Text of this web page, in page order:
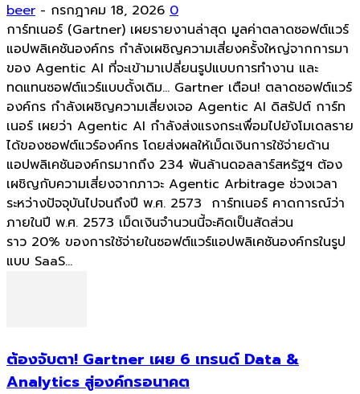
beer - กรกฎาคม 18, 2026 0
การ์ทเนอร์ (Gartner) เผยรายงานล่าสุด มูลค่าตลาดซอฟต์แวร์
แอปพลิเคชันองค์กร กำลังเผชิญความเสี่ยงครั้งใหญ่จากการมา
ของ Agentic AI ที่จะเข้ามาเปลี่ยนรูปแบบการทำงาน และ
ทดแทนซอฟต์แวร์แบบดั้งเดิม... Gartner เตือน! ตลาดซอฟต์แวร์
องค์กร กำลังเผชิญความเสี่ยงเจอ Agentic AI ดิสรัปต์ การ์ท
เนอร์ เผยว่า Agentic AI กำลังส่งแรงกระเพื่อมไปยังโมเดลราย
ได้ของซอฟต์แวร์องค์กร โดยส่งผลให้เม็ดเงินการใช้จ่ายด้าน
แอปพลิเคชันองค์กรมากถึง 234 พันล้านดอลลาร์สหรัฐฯ ต้อง
เผชิญกับความเสี่ยงจากภาวะ Agentic Arbitrage ช่วงเวลา
ระหว่างปัจจุบันไปจนถึงปี พ.ศ. 2573 การ์ทเนอร์ คาดการณ์ว่า
ภายในปี พ.ศ. 2573 เม็ดเงินจำนวนนี้จะคิดเป็นสัดส่วน
ราว 20% ของการใช้จ่ายในซอฟต์แวร์แอปพลิเคชันองค์กรในรูป
แบบ SaaS...
ต้องจับตา! Gartner เผย 6 เทรนด์ Data &
Analytics สู่องค์กรอนาคต